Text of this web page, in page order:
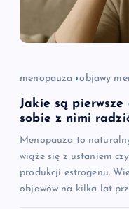
s
u
menopauza objawy
Jakie są
sobie z nimi
Menopauza to
wiąże się z ustaniem
produkcji estrogenu.
objawów na kilka lat